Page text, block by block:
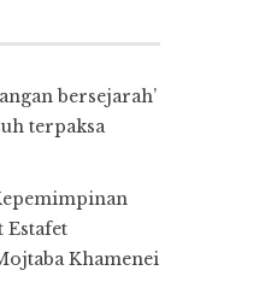
bersejarah’
terpaksa
Estafet
Khamenei